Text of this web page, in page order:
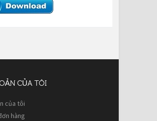
CỦA TÔI
của tôi
hàng